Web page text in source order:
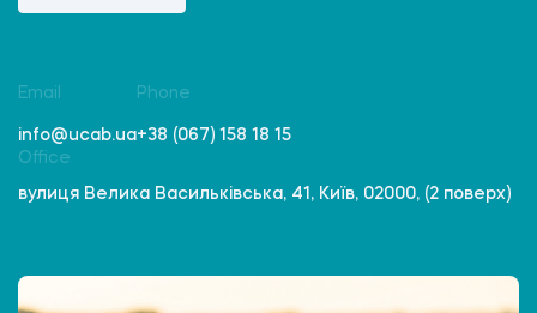
Email
info@ucab.ua
Phone
+38 (067) 158 18 15
Office
вулиця Велика Васильківська, 41, Київ, 02000, (2 поверх)